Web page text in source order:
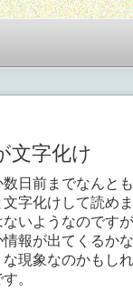
文字化け
日前までなんと
字化けして読め
いようなのです
報が出てくるか
現象なのかもし
。